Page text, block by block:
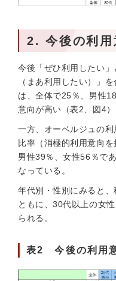
2. 今後の利用
今後「ぜひ利用したい
（まあ利用したい）」
は、全体で25％、男性
意向が高い（表2、図4）
一方、オーベルジュの
比率（消極的利用意向
男性39％、女性56％で
なっている。
年代別・性別にみると
ともに、30代以上の女
られる。
表2 今後の利用